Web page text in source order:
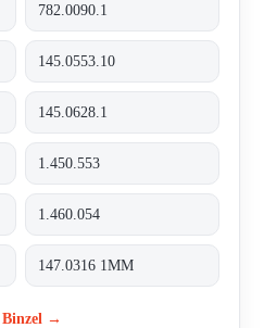
782.0090.1
145.0553.10
145.0628.1
1.450.553
1.460.054
147.0316 1MM
→